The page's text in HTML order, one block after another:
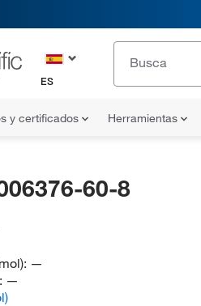
ES
y certificados Herramientas
60-8
—
—